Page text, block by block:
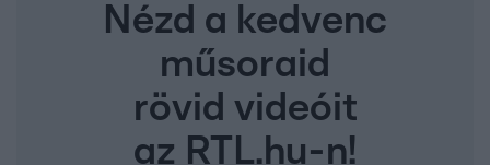
Nézd a kedvenc
műsoraid
rövid videóit
az RTL.hu-n!